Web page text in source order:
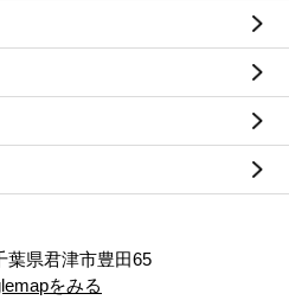
葉県君津市豊田65
をみる